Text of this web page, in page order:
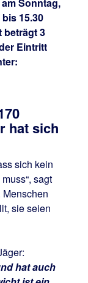
Sonntag,
15.30
beträgt 3
Eintritt
hat sich
sich kein
sagt
sie seien
hat auch